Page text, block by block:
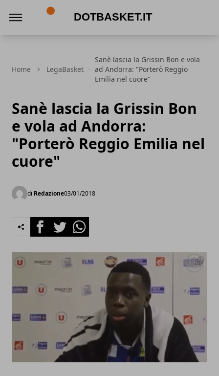
Home LegaBasket
Sanè lascia la Grissin Bon e vola
ad Andorra: "Porterò Reggio
Emilia nel cuore"
Sanè lascia la Grissin Bon
e vola ad Andorra:
"Porterò Reggio Emilia nel
cuore"
di Redazione03/01/2018
FacebookTwitterWhatsapp